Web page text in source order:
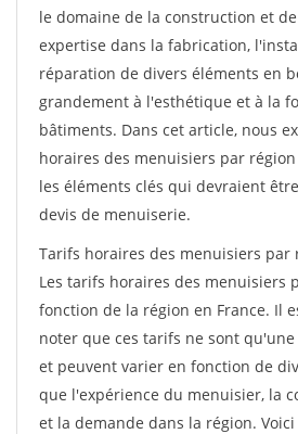
le domaine de la construction et
expertise dans la fabrication,
réparation de divers éléments en
grandement à l'esthétique et à la
bâtiments. Dans cet article, nous
horaires des menuisiers par
les éléments clés qui devraient
devis de menuiserie.
Tarifs horaires des menuisiers par
Les tarifs horaires des menuisiers
fonction de la région en France. Il
noter que ces tarifs ne sont
et peuvent varier en fonction de
que l'expérience du menuisier, la
et la demande dans la région.